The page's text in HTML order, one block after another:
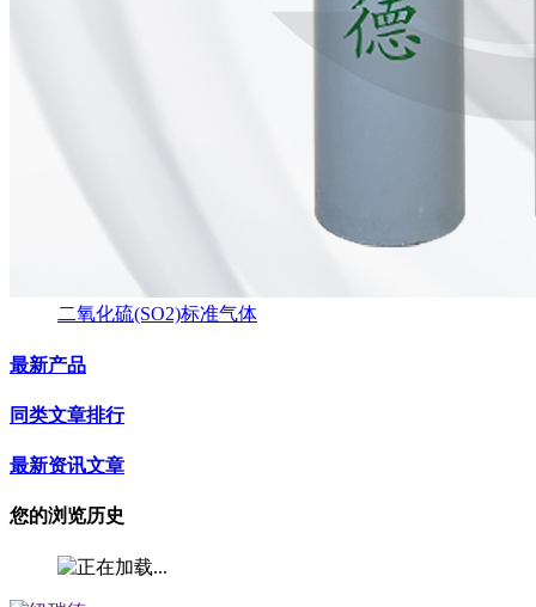
二氧化硫(SO2)标准气体
最新产品
同类文章排行
最新资讯文章
您的浏览历史